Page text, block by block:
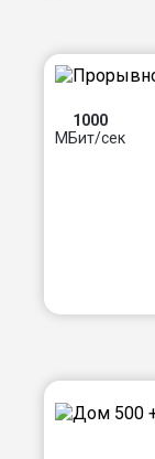
1000
МБит/сек